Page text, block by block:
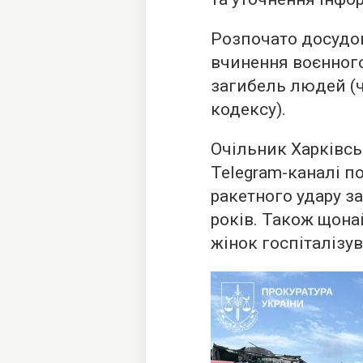
Розпочато
вчинення
загибель людей
кодексу).
Очільник
Telegram-каналі
ракетного удару
років. Також
жінок